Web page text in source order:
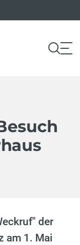
der
am 1. Mai